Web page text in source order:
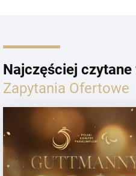
Najczęściej
Zapytania Ofertowe